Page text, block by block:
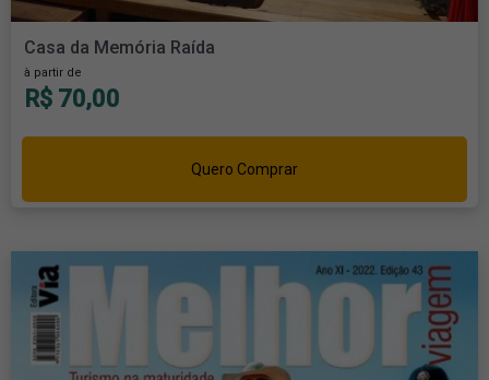
Casa da Memória Raída
à partir de
R$ 70,00
Quero Comprar